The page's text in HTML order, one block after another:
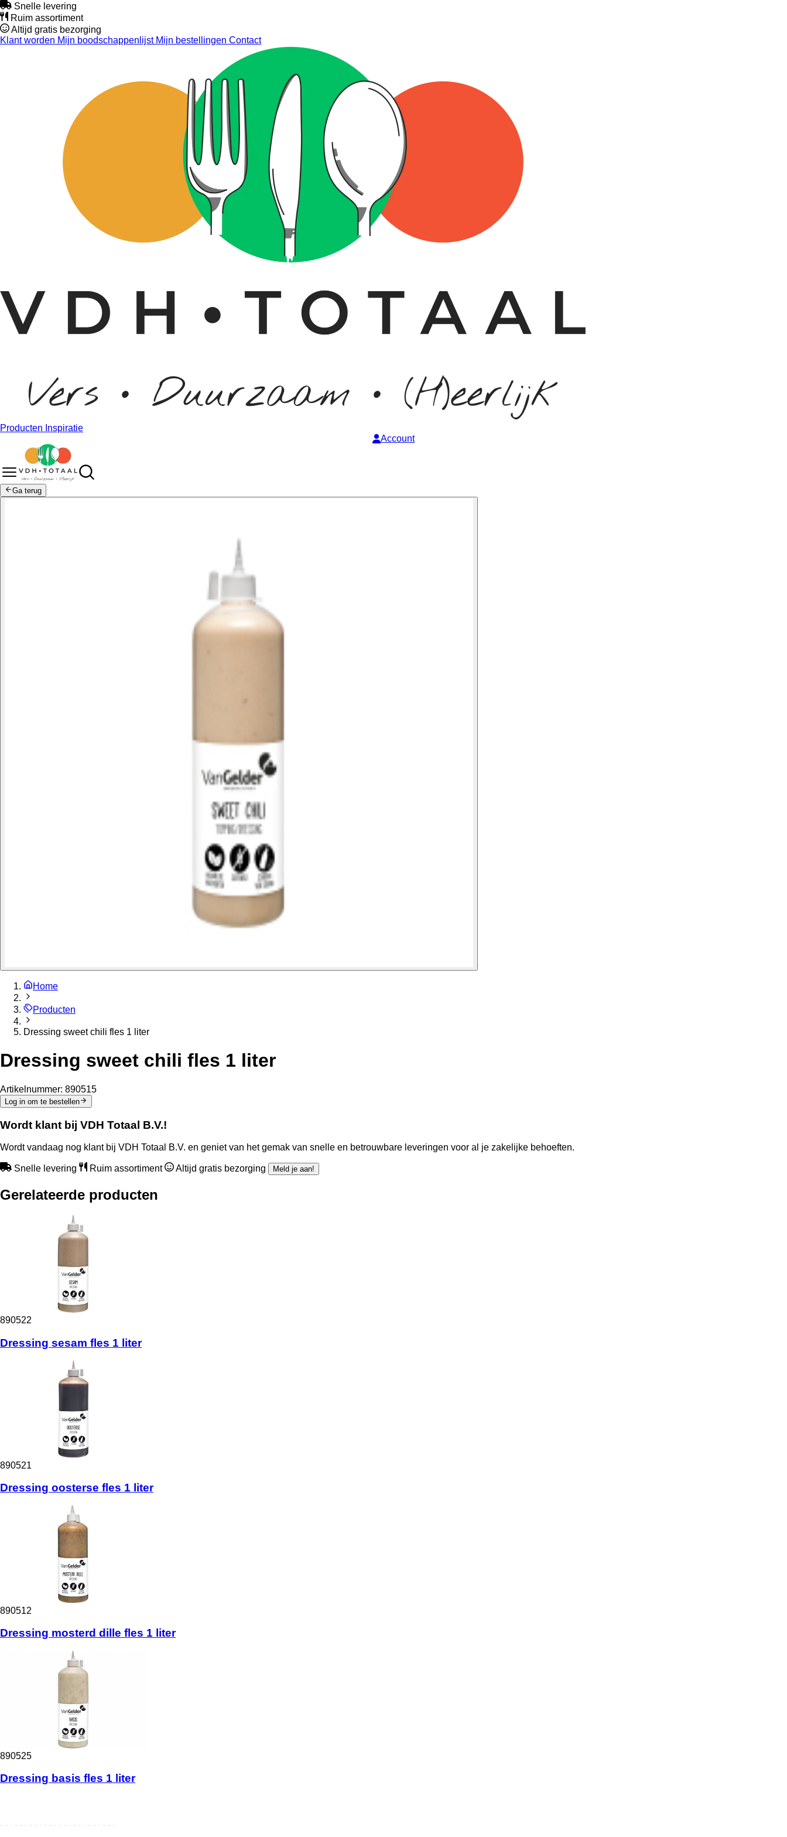
Snelle levering
Ruim assortiment
Altijd gratis bezorging
Klant worden Mijn boodschappenlijstMijn bestellingen Contact
Producten Inspiratie
Account
Ga terug
Home
Producten
Dressing sweet chili fles 1 liter
Dressing sweet chili fles 1 liter
Artikelnummer: 890515
Log in om te bestellen
Wordt klant bij VDH Totaal B.V.!
Wordt vandaag nog klant bij VDH Totaal B.V. en geniet van het gemak van snelle en betrouwbare leveringen voor al je zakelijke behoeften.
Snelle levering Ruim assortiment Altijd gratis bezorging Meld je aan!
Gerelateerde producten
890522
Dressing sesam fles 1 liter
890521
Dressing oosterse fles 1 liter
890512
Dressing mosterd dille fles 1 liter
890525
Dressing basis fles 1 liter